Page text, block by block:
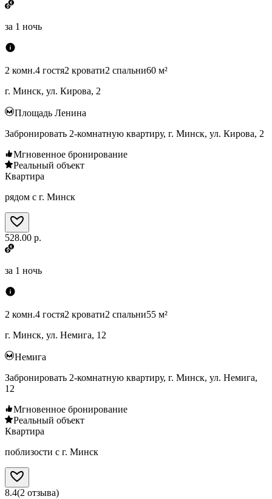
за 1 ночь
2 комн.4 гостя2 кровати2 спальни60 м²
г. Минск, ул. Кирова, 2
Площадь Ленина
Забронировать 2-комнатную квартиру, г. Минск, ул. Кирова, 2
Мгновенное бронирование
Реальный объект
Квартира
рядом с г. Минск
528.00 р.
за 1 ночь
2 комн.4 гостя2 кровати2 спальни55 м²
г. Минск, ул. Немига, 12
Немига
Забронировать 2-комнатную квартиру, г. Минск, ул. Немига,
12
Мгновенное бронирование
Реальный объект
Квартира
поблизости с г. Минск
8.4(2 отзыва)